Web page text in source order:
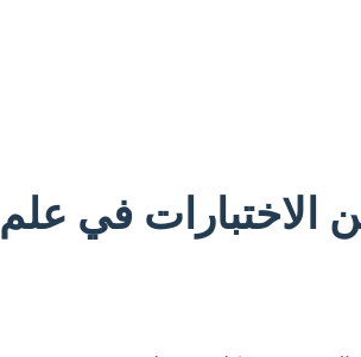
الاختبارات في علم